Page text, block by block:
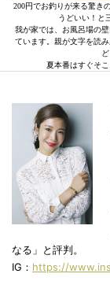
200円でお釣りが来る驚き
うどいい！と
我が家では、お風呂場の
ています。親が文字を読
夏本番はすぐそ
なる」と評判。
IG： https://